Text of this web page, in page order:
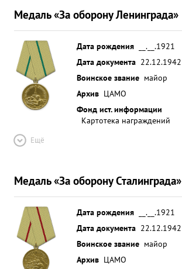
Медаль «За оборону Ленинграда»
Дата рождения
__.__.1921
Дата документа 22.12.1942
Воинское звание майор
Архив ЦАМО
Фонд ист. информации
Картотека награждений
Ещё
Медаль «За оборону Сталинграда»
Дата рождения
__.__.1921
Дата документа 22.12.1942
Воинское звание майор
Архив ЦАМО